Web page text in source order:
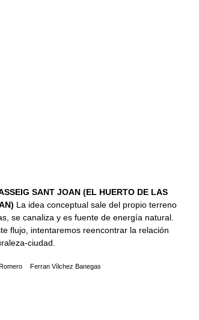
SANT JOAN (EL HUERTO DE LAS
La idea conceptual sale del propio terreno
se canaliza y es fuente de energía natural.
flujo, intentaremos reencontrar la relación
ciudad.
Ferran Vílchez Banegas